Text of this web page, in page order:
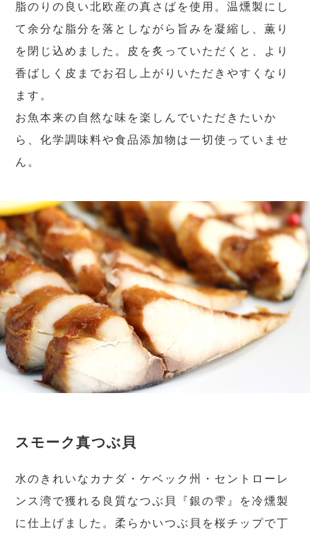
脂のりの良い北欧産の真さばを使用。温燻製にし
て余分な脂分を落としながら旨みを凝縮し、薫り
を閉じ込めました。皮を炙っていただくと、より
香ばしく皮までお召し上がりいただきやすくなり
ます。
お魚本来の自然な味を楽しんでいただきたいか
ら、化学調味料や食品添加物は一切使っていませ
ん。
スモーク真つぶ貝
水のきれいなカナダ・ケベック州・セントローレ
ンス湾で獲れる良質なつぶ貝『銀の雫』を冷燻製
に仕上げました。柔らかいつぶ貝を桜チップで丁